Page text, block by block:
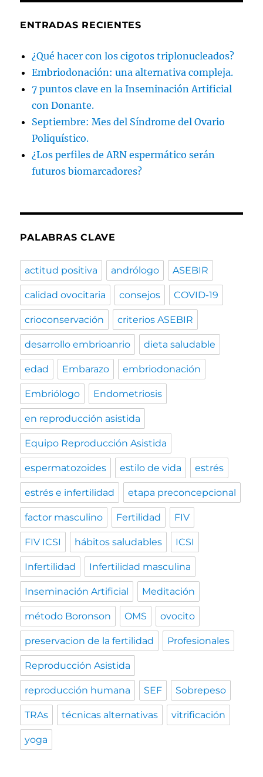
ENTRADAS RECIENTES
¿Qué hacer con los cigotos triplonucleados?
Embriodonación: una alternativa compleja.
7 puntos clave en la Inseminación Artificial
con Donante.
Septiembre: Mes del Síndrome del Ovario
Poliquístico.
¿Los perfiles de ARN espermático serán
futuros biomarcadores?
PALABRAS CLAVE
actitud positiva andrólogo ASEBIR
calidad ovocitaria consejos COVID-19
crioconservación criterios ASEBIR
desarrollo embrioanrio dieta saludable
edad Embarazo embriodonación
Embriólogo Endometriosis
en reproducción asistida
Equipo Reproducción Asistida
espermatozoides estilo de vida estrés
estrés e infertilidad etapa preconcepcional
factor masculino Fertilidad FIV
FIV ICSI hábitos saludables ICSI
Infertilidad Infertilidad masculina
Inseminación Artificial Meditación
método Boronson OMS ovocito
preservacion de la fertilidad Profesionales
Reproducción Asistida
reproducción humana SEF Sobrepeso
TRAs técnicas alternativas vitrificación
yoga